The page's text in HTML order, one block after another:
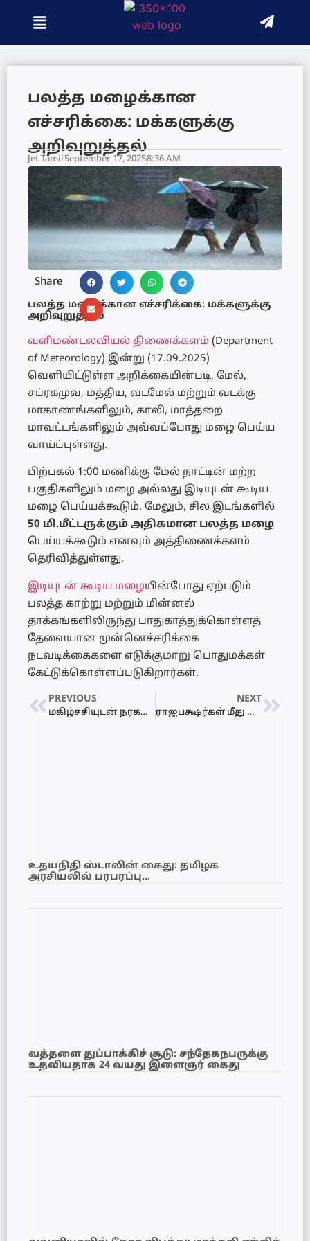
பலத்த மழைக்கான
எச்சரிக்கை: மக்களுக்கு
அறிவுறுத்தல்
Jet TamilSeptember 17, 20258:36 AM
Share
பலத்த மழைக்கான எச்சரிக்கை: மக்களுக்கு
அறிவுறுத்தல்
வளிமண்டலவியல் திணைக்களம் (Department
of Meteorology) இன்று (17.09.2025)
வெளியிட்டுள்ள அறிக்கையின்படி, மேல்,
சப்ரகமுவ, மத்திய, வடமேல் மற்றும் வடக்கு
மாகாணங்களிலும், காலி, மாத்தறை
மாவட்டங்களிலும் அவ்வப்போது மழை பெய்ய
வாய்ப்புள்ளது.
பிற்பகல் 1:00 மணிக்கு மேல் நாட்டின் மற்ற
பகுதிகளிலும் மழை அல்லது இடியுடன் கூடிய
மழை பெய்யக்கூடும். மேலும், சில இடங்களில்
50 மி.மீட்டருக்கும் அதிகமான பலத்த மழை
பெய்யக்கூடும் எனவும் அத்திணைக்களம்
தெரிவித்துள்ளது.
இடியுடன் கூடிய மழையின்போது ஏற்படும்
பலத்த காற்று மற்றும் மின்னல்
தாக்கங்களிலிருந்து பாதுகாத்துக்கொள்ளத்
தேவையான முன்னெச்சரிக்கை
நடவடிக்கைகளை எடுக்குமாறு பொதுமக்கள்
கேட்டுக்கொள்ளப்படுகிறார்கள்.
PREVIOUS
மகிழ்ச்சியுடன் நரகத்தை விட்டு வெளியேறுவேன்! – மைத்திரி வெளிப்படை
NEXT
ராஜபக்ஷர்கள் மீது போதைப்பொருள் குற்றச்சாட்டு: நாமல் சவால்
உதயநிதி ஸ்டாலின் கைது: தமிழக
அரசியலில் பரபரப்பு…
வத்தளை துப்பாக்கிச் சூடு: சந்தேகநபருக்கு
உதவியதாக 24 வயது இளைஞர் கைது